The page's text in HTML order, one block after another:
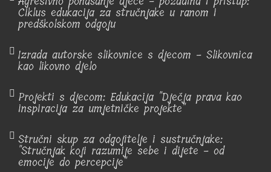
Ciklus edukacija za stručnjake u ranom i
predškolskom odgoju
Izrada autorske slikovnice s djecom - Slikovnica
kao likovno djelo
Projekti s djecom: Edukacija "Dječja prava kao
inspiracija za umjetničke projekte"
Stručni skup za odgojitelje i sustručnjake:
"Stručnjak koji razumije sebe i dijete - od
emocije do percepcije"